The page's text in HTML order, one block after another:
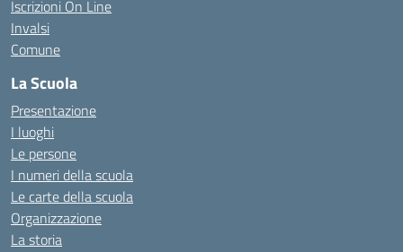
Iscrizioni On Line
Invalsi
Comune
La Scuola
Presentazione
I luoghi
Le persone
I numeri della scuola
Le carte della scuola
Organizzazione
La storia